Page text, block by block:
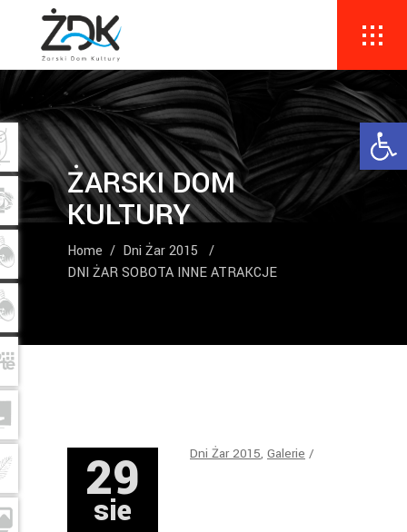
ŻARSKI DOM
KULTURY
Home / Dni Żar 2015
/
DNI ŻAR SOBOTA INNE ATRAKCJE
29
sie
Dni Żar 2015, Galerie